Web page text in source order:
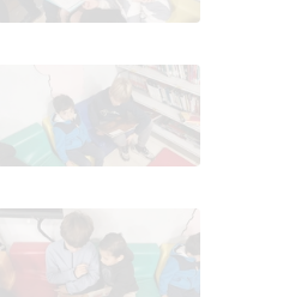
Hermanamiento lector
6°A- 1°A_CEIP FDLR_Las
Rozas
Hermanamiento lector
6°A- 1°A_CEIP FDLR_Las